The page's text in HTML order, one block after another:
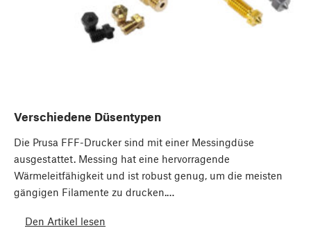
Verschiedene Düsentypen
Die Prusa FFF-Drucker sind mit einer Messingdüse
ausgestattet. Messing hat eine hervorragende
Wärmeleitfähigkeit und ist robust genug, um die meisten
gängigen Filamente zu drucken.…
Den Artikel lesen